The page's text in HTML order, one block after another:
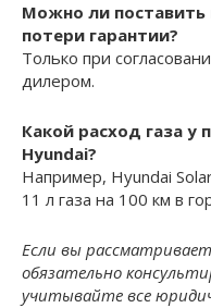
Можно ли поставить
потери гарантии?
Только при
дилером.
Какой расход газа у
Hyundai?
Например, Hyundai
11 л газа на 100 км в
Если вы
обязательно
учитывайте все